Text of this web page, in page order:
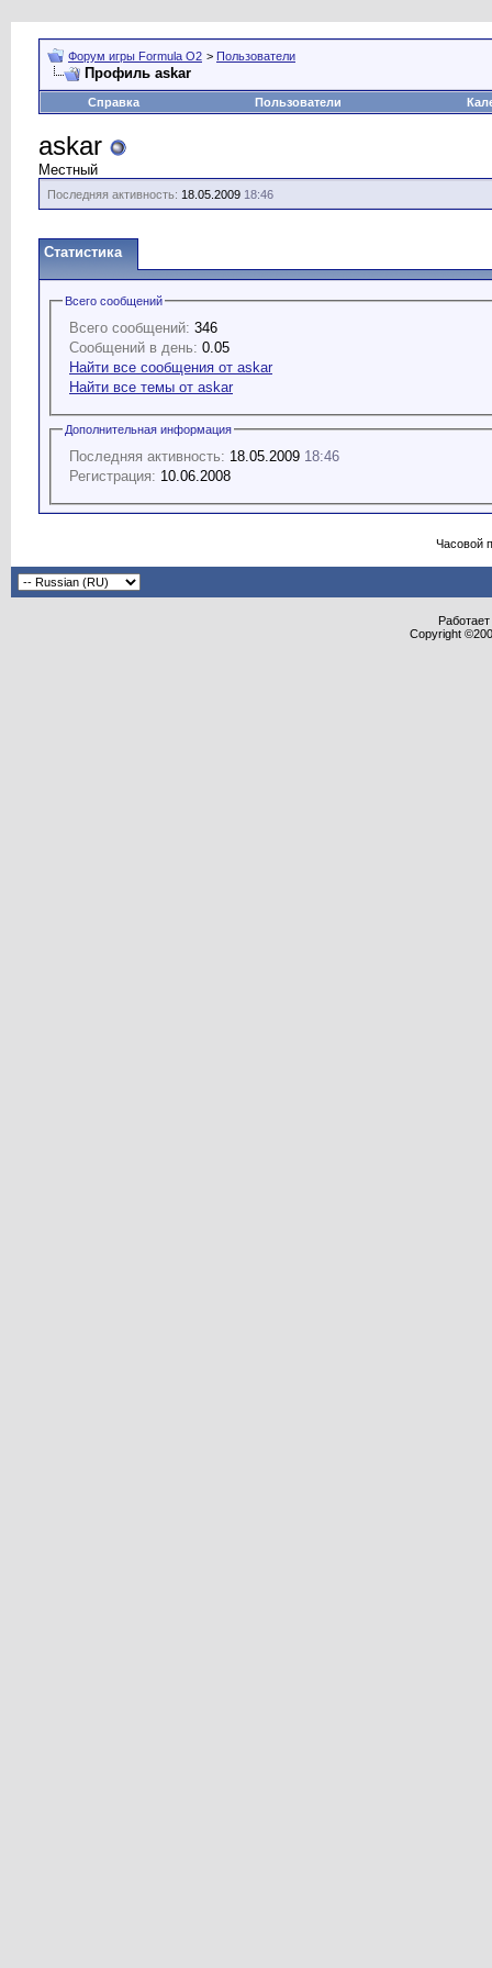
Форум игры Formula O2 > Пользователи
Профиль askar
Справка Пользователи
askar
Местный
Последняя активность: 18.05.2009 18:46
Статистика
Всего сообщений
Всего сообщений: 346
Сообщений в день: 0.05
Найти все сообщения от askar
Найти все темы от askar
Дополнительная информация
Последняя активность: 18.05.2009 18:46
Регистрация: 10.06.2008
Часовой
Copyright